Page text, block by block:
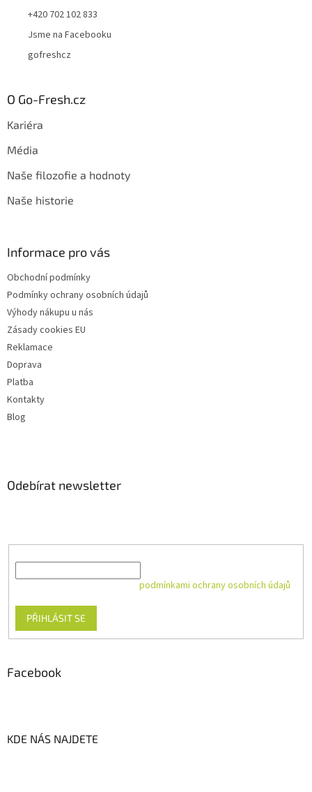
+420 702 102 833
Jsme na Facebooku
gofreshcz
O Go-Fresh.cz
Kariéra
Média
Naše filozofie a hodnoty
Naše historie
Informace pro vás
Obchodní podmínky
Podmínky ochrany osobních údajů
Výhody nákupu u nás
Zásady cookies EU
Reklamace
Doprava
Platba
Kontakty
Blog
Odebírat newsletter
podmínkami ochrany osobních údajů
PŘIHLÁSIT SE
Facebook
KDE NÁS NAJDETE